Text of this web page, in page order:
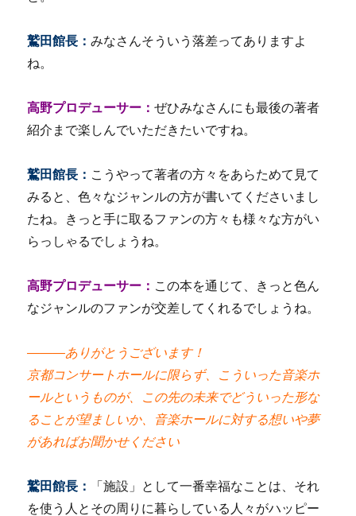
鷲田館長：みなさんそういう落差ってありますよ
ね。
高野プロデューサー：ぜひみなさんにも最後の著者
紹介まで楽しんでいただきたいですね。
鷲田館長： こうやって著者の方々をあらためて見て
みると、色々なジャンルの方が書いてくださいまし
たね。きっと手に取るファンの方々も様々な方がい
らっしゃるでしょうね。
高野プロデューサー： この本を通じて、きっと色ん
なジャンルのファンが交差してくれるでしょうね。
―――ありがとうございます！
京都コンサートホールに限らず、こういった音楽ホ
ールというものが、この先の未来でどういった形な
ることが望ましいか、音楽ホールに対する想いや夢
があればお聞かせください
鷲田館長：
「施設」として一番幸福なことは、それ
を使う人とその周りに暮らしている人々がハッピー